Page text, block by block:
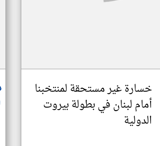
خسارة غير مستحقة لمنتخبنا
أمام لبنان في بطولة بيروت
الدولية